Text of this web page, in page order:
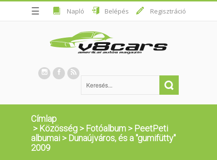
☰ Napló Belépés Regisztráció
Címlap
> Közösség > Fotóalbum > PeetPeti
albumai > Dunaújváros, és a "gumifütty"
2009